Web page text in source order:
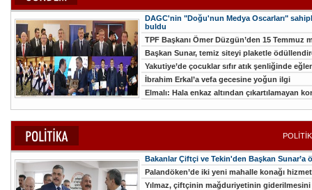
DAGC'nin "Doğu'nun Medya Oscarları"
buldu
TPF Başkanı Ömer Düzgün’den 15 Temmuz
Başkan Sunar, temiz siteyi plaketle
Yakutiye’de çocuklar sıfır atık şenliğinde
İbrahim Erkal’a vefa gecesine yoğun ilgi
Elmalı: Hala enkaz altından çıkartılamayan
Bakanlar Çiftçi ve Tekin'den Başkan Sunar’a
Palandöken’de iki yeni mahalle konağı
Yılmaz, çiftçinin mağduriyetinin